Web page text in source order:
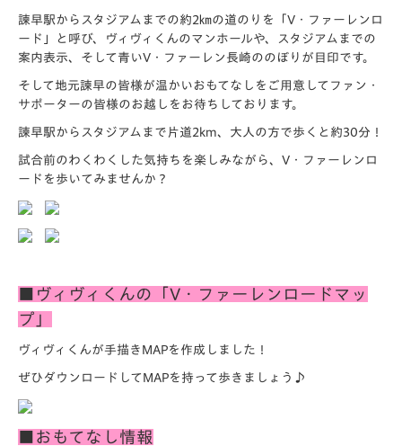
諫早駅からスタジアムまでの約2㎞の道のりを「V・ファーレンロ
ード」と呼び、ヴィヴィくんのマンホールや、スタジアムまでの
案内表示、そして青いV・ファーレン長崎ののぼりが目印です。
そして地元諫早の皆様が温かいおもてなしをご用意してファン・
サポーターの皆様のお越しをお待ちしております。
諫早駅からスタジアムまで片道2km、大人の方で歩くと約30分！
試合前のわくわくした気持ちを楽しみながら、V・ファーレンロ
ードを歩いてみませんか？
■ヴィヴィくんの「V・ファーレンロードマッ
プ」
ヴィヴィくんが手描きMAPを作成しました！
ぜひダウンロードしてMAPを持って歩きましょう♪
■おもてなし情報